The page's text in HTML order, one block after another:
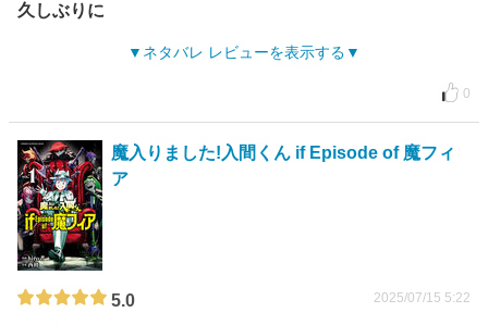
久しぶりに
ネタバレ レビューを表示する
0
魔入りました!入間くん if Episode of 魔フィ
ア
5.0 2025/07/15 5:22